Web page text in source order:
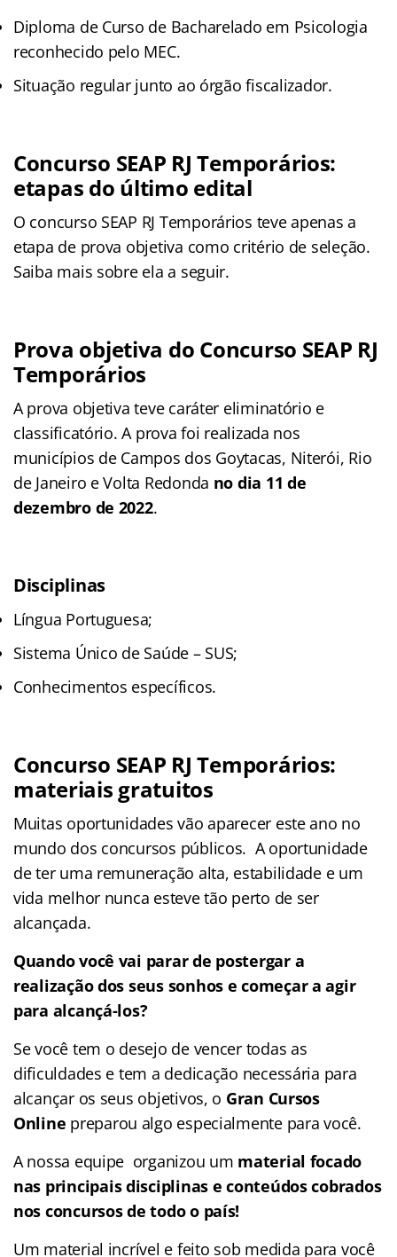
Diploma de Curso de Bacharelado em Psicologia
reconhecido pelo MEC.
Situação regular junto ao órgão fiscalizador.
Concurso SEAP RJ Temporários:
etapas do último edital
O concurso SEAP RJ Temporários teve apenas a
etapa de prova objetiva como critério de seleção.
Saiba mais sobre ela a seguir.
Prova objetiva do Concurso SEAP RJ
Temporários
A prova objetiva teve caráter eliminatório e
classificatório. A prova foi realizada nos
municípios de Campos dos Goytacas, Niterói, Rio
de Janeiro e Volta Redonda no dia 11 de
dezembro de 2022.
Disciplinas
Língua Portuguesa;
Sistema Único de Saúde – SUS;
Conhecimentos específicos.
Concurso SEAP RJ Temporários:
materiais gratuitos
Muitas oportunidades vão aparecer este ano no
mundo dos concursos públicos. A oportunidade
de ter uma remuneração alta, estabilidade e um
vida melhor nunca esteve tão perto de ser
alcançada.
Quando você vai parar de postergar a
realização dos seus sonhos e começar a agir
para alcançá-los?
Se você tem o desejo de vencer todas as
dificuldades e tem a dedicação necessária para
alcançar os seus objetivos, o Gran Cursos
Online preparou algo especialmente para você.
A nossa equipe organizou um material focado
nas principais disciplinas e conteúdos cobrados
nos concursos de todo o país!
Um material incrível e feito sob medida para você